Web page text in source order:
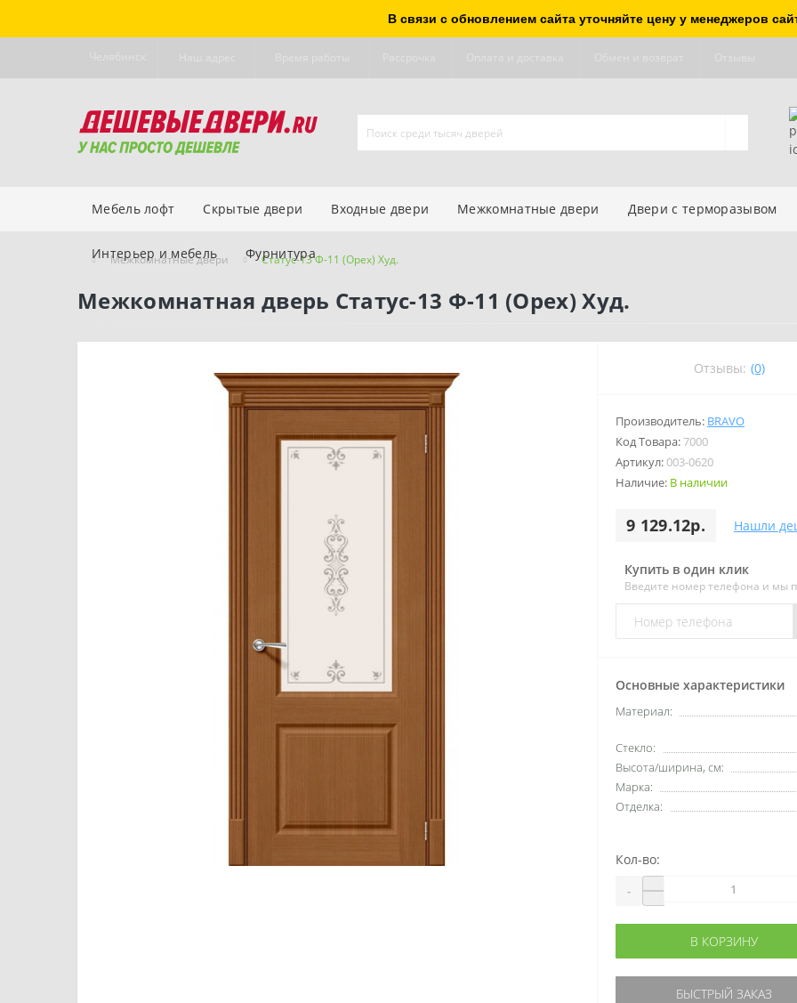
В связи с обновлением сайта уточняйте цену у менеджеров
Мебель лофт Скрытые двери Входные двери Межкомнатные двери Двери с терморазывом
Интерьер и мебель Фурнитура
Межкомнатные двери Статус-13 Ф-11 (Орех) Худ.
Межкомнатная дверь Статус-13 Ф-11 (Орех) Худ.
Отзывы: (0)
Производитель: BRAVO
Код Товара:7000
Артикул:003-0620
Наличие: В наличии
9 129.12р. Нашли
Купить в один клик
Введите номер телефона и мы
Основные характеристики
Материал:
Стекло:
Высота/ширина, см:
Марка:
Отделка:
Кол-во:
-
В КОРЗИНУ
БЫСТРЫЙ ЗАКАЗ